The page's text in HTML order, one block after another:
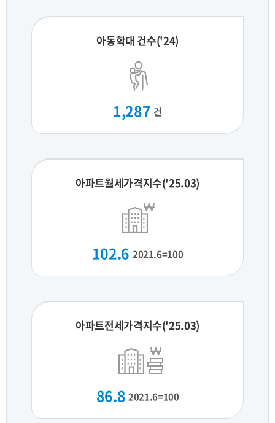
아동학대 건수('24)
1,287 건
아파트월세가격지수('25.03)
102.6 2021.6=100
아파트전세가격지수('25.03)
86.8 2021.6=100